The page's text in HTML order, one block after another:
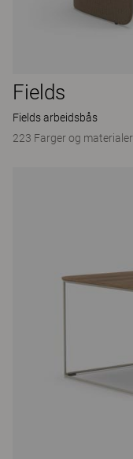
Fields
Fields arbeidsbås
223 Farger og materialer